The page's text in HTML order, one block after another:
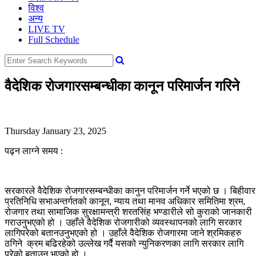
विश्व
अन्य
LIVE TV
Full Schedule
वैदेशिक रोजगारसम्बन्धीका कानून परिमार्जन गरिने
Thursday January 23, 2025
पढ्न लाग्ने समय :
सरकारले वैदेशिक रोजगारसम्बन्धीका कानुन परिमार्जन गर्ने भएको छ । बिहीवार
प्रतिनिधि सभाअन्तर्गतको कानून, न्याय तथा मानव अधिकार समितिमा श्रम,
रोजगार तथा सामाजिक सुरक्षामन्त्री शरतसिंह भण्डारीले सो कुराको जानकारी
गराउनुभएको हो । उहाँले वैदेशिक रोजगारीको व्यवस्थापनको लागि सरकार
लागिपरेको बतानउनुभएको हो । उहाँले वैदेशिक रोजगारमा जाने श्रमिकहरु
ठगिने क्रम बढिरहेको उल्लेख गर्दै यसको न्युनिकरणका लागि सरकार लागि
परेको बताउनु भएको हो ।